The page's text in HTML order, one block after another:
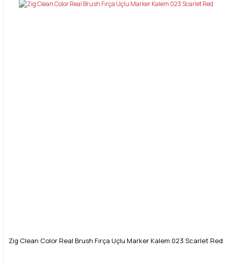
Zig Clean Color Real Brush Fırça Uçlu Marker Kalem 023 Scarlet Red